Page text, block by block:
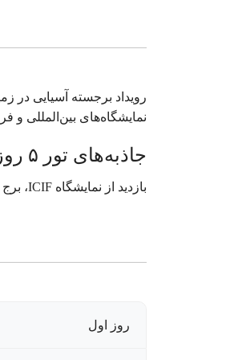
رویداد برجسته آسیایی در
نمایشگاه‌های بین‌المللی
جاذبه‌های تور ۵ روزه نمایشگاه صنایع شیمیایی چین
بازدید از نمایشگاه ICIF، برج تلویزیونی شانگهای، خیابان باند، باغ یو، مرکز خرید نانجینگ
روز اول